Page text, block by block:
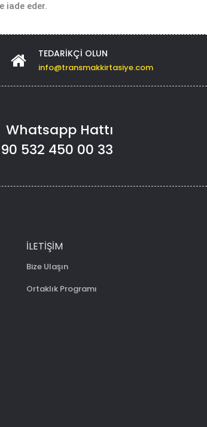
iade eder.
TEDARIKÇI OLUN
info@transmakkirtasiye.com
Whatsapp Hattı
532 450 00 33
İLETIŞIM
Bize Ulaşın
Ortaklık Programı